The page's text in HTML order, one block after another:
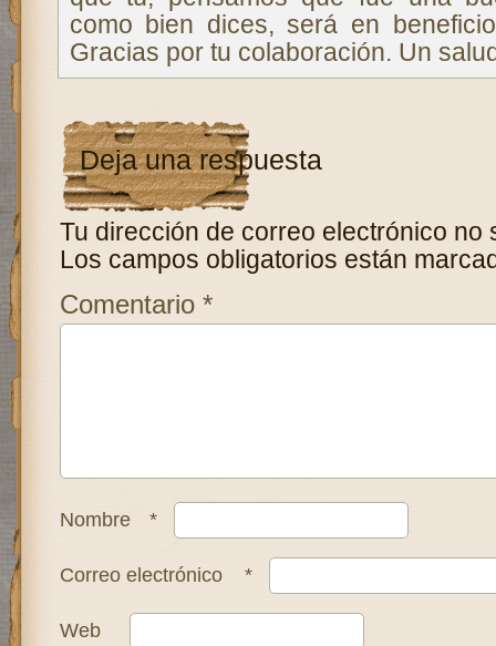
como bien dices, será en
Gracias por tu colaboración. Un
Deja una respuesta
Tu dirección de correo electrónico no
Los campos obligatorios están
Comentario *
Nombre *
Correo electrónico *
Web